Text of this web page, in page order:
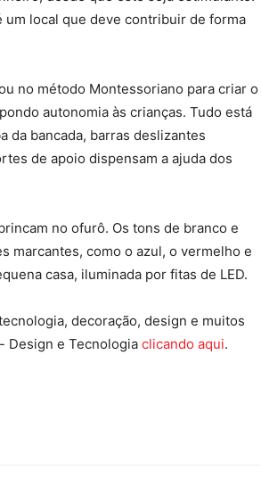
um local que deve contribuir de forma
no método Montessoriano para criar o
autonomia às crianças. Tudo está
da bancada, barras deslizantes
de apoio dispensam a ajuda dos
no ofurô. Os tons de branco e
marcantes, como o azul, o vermelho e
casa, iluminada por fitas de LED.
decoração, design e muitos
Design e Tecnologia clicando aqui.